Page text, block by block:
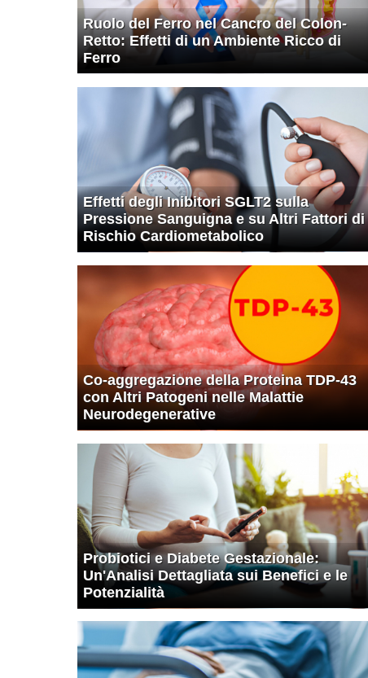
Ruolo del Ferro nel Cancro del Colon-
Retto: Effetti di un Ambiente Ricco di
Ferro
Effetti degli Inibitori SGLT2 sulla
Pressione Sanguigna e su Altri Fattori di
Rischio Cardiometabolico
Co-aggregazione della Proteina TDP-43
con Altri Patogeni nelle Malattie
Neurodegenerative
Probiotici e Diabete Gestazionale:
Un'Analisi Dettagliata sui Benefici e le
Potenzialità